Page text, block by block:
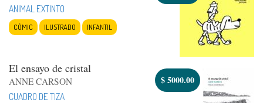
ANIMAL EXTINTO
CÓMIC ILUSTRADO INFANTIL
El ensayo de cristal
ANNE CARSON
CUADRO DE TIZA
$5000.00